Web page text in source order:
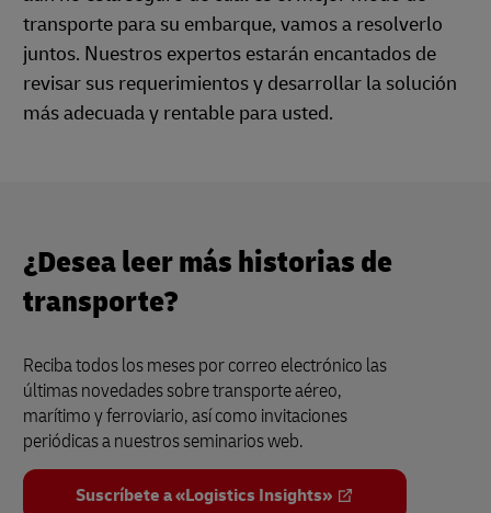
transporte para su embarque, vamos a resolverlo
juntos. Nuestros expertos estarán encantados de
revisar sus requerimientos y desarrollar la solución
más adecuada y rentable para usted.
¿Desea leer más historias de
transporte?
Reciba todos los meses por correo electrónico las
últimas novedades sobre transporte aéreo,
marítimo y ferroviario, así como invitaciones
periódicas a nuestros seminarios web.
Suscríbete a «Logistics Insights»